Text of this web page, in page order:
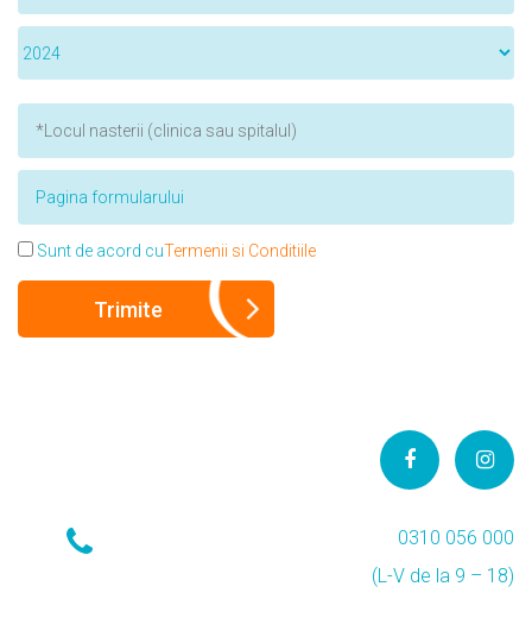
Sunt de acord cuTermenii si Conditiile
0310 056 000
(L-V de la 9 – 18)